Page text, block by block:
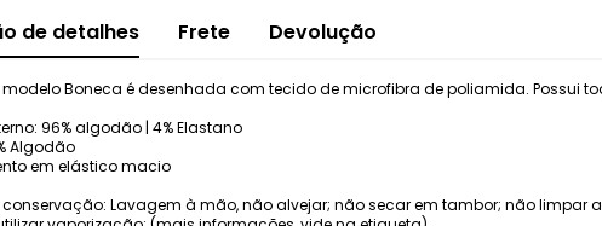
de detalhes Frete Devolução
Boneca é desenhada com tecido de microfibra de poliamida. Possui
96% algodão | 4% Elastano
Algodão
em elástico macio
Lavagem à mão, não alvejar; não secar em tambor; não